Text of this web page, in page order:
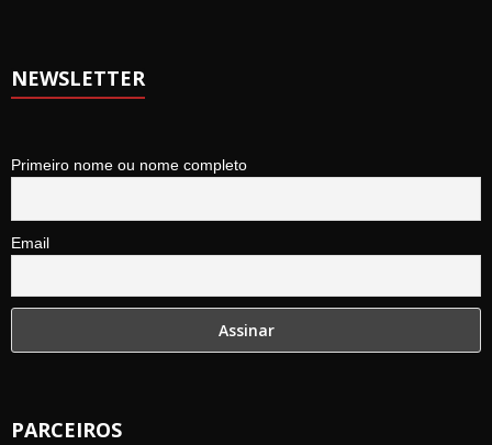
NEWSLETTER
Primeiro nome ou nome completo
Email
PARCEIROS